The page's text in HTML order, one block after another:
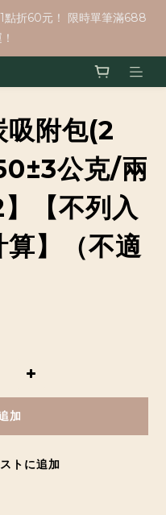
折60元！ 限時單筆滿688
吸附包(2
公克/兩
【不列入
算】（不適
加
トに追加